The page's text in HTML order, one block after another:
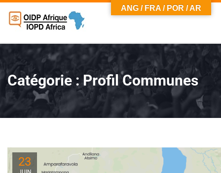
Catégorie :Profil Communes
23
ANG / FRA / POR / AR